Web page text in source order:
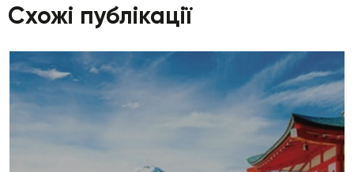
Схожі публікації